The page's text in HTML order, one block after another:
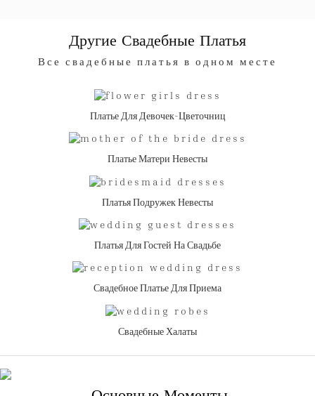
Другие Свадебные Платья
Все свадебные платья в одном месте
Платье Для Девочек-Цветочниц
Платье Матери Невесты
Платья Подружек Невесты
Платья Для Гостей На Свадьбе
Свадебное Платье Для Приема
Свадебные Халаты